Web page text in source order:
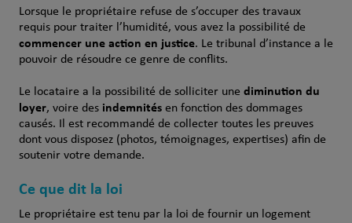
Lorsque le propriétaire refuse de s’occuper des travaux
requis pour traiter l’humidité, vous avez la possibilité de
commencer une action en justice. Le tribunal d’instance a le
pouvoir de résoudre ce genre de conflits.
Le locataire a la possibilité de solliciter une diminution du
loyer, voire des indemnitésen fonction des dommages
causés. Il est recommandé de collecter toutes les preuves
dont vous disposez (photos, témoignages, expertises) afin de
soutenir votre demande.
Ce que dit la loi
Le propriétaire est tenu par la loi de fournir un logement